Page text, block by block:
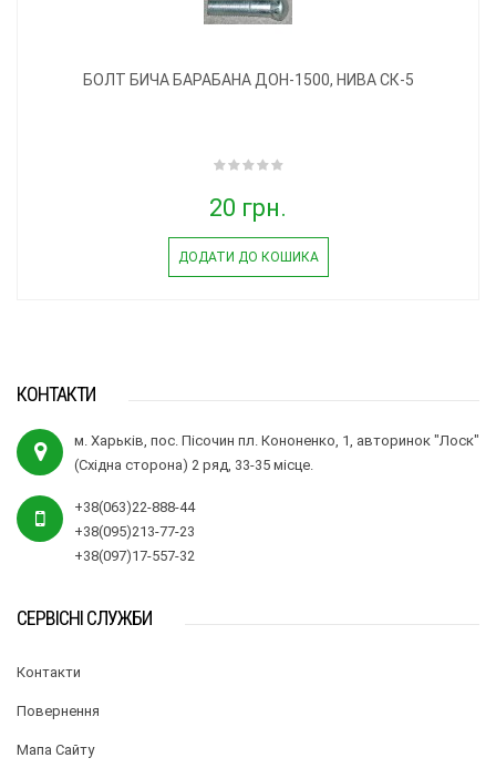
БОЛТ БИЧА БАРАБАНА ДОН-1500, НИВА СК-5
20 грн.
ДОДАТИ ДО КОШИКА
КОНТАКТИ
м. Харьків, пос. Пісочин пл. Кононенко, 1, авторинок "Лоск"
(Східна сторона) 2 ряд, 33-35 місце.
+38(063)22-888-44
+38(095)213-77-23
+38(097)17-557-32
СЕРВІСНІ СЛУЖБИ
Контакти
Повернення
Мапа Сайту